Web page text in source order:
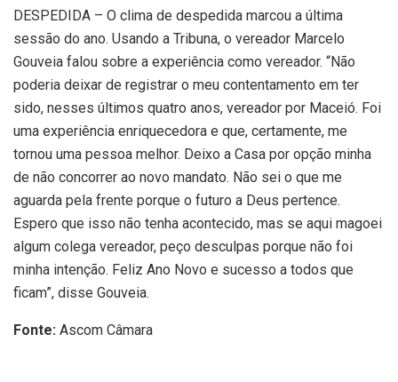
DESPEDIDA – O clima de despedida marcou a última
sessão do ano. Usando a Tribuna, o vereador Marcelo
Gouveia falou sobre a experiência como vereador. “Não
poderia deixar de registrar o meu contentamento em ter
sido, nesses últimos quatro anos, vereador por Maceió. Foi
uma experiência enriquecedora e que, certamente, me
tornou uma pessoa melhor. Deixo a Casa por opção minha
de não concorrer ao novo mandato. Não sei o que me
aguarda pela frente porque o futuro a Deus pertence.
Espero que isso não tenha acontecido, mas se aqui magoei
algum colega vereador, peço desculpas porque não foi
minha intenção. Feliz Ano Novo e sucesso a todos que
ficam”, disse Gouveia.
Fonte: Ascom Câmara